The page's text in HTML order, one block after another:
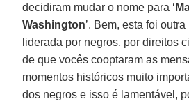
decidiram mudar o nome para ‘
Washington’. Bem, esta foi
liderada por negros, por direitos
de que vocês cooptaram as
momentos históricos muito
dos negros e isso é lamentável,